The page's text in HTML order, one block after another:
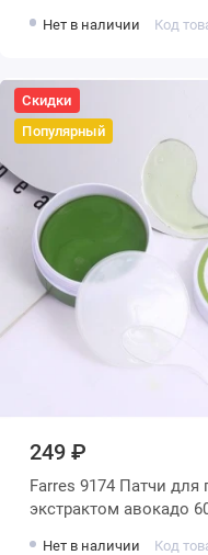
Нет в наличии Код
Скидки
Популярный
249 ₽
Farres 9174 Патчи для
экстрактом авокадо
Нет в наличии Код